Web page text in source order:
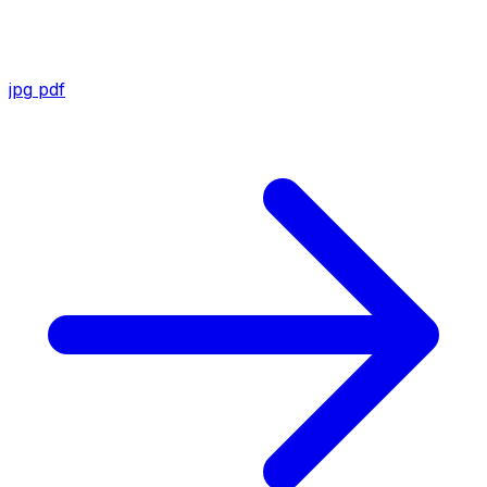
jpg pdf